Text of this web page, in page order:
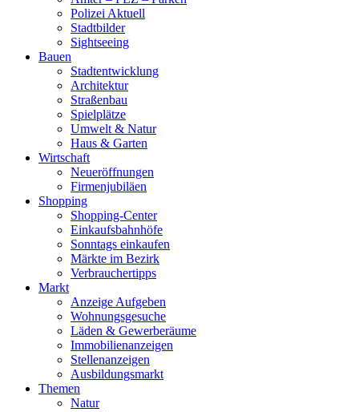
Polizei Aktuell
Stadtbilder
Sightseeing
Bauen
Stadtentwicklung
Architektur
Straßenbau
Spielplätze
Umwelt & Natur
Haus & Garten
Wirtschaft
Neueröffnungen
Firmenjubiläen
Shopping
Shopping-Center
Einkaufsbahnhöfe
Sonntags einkaufen
Märkte im Bezirk
Verbrauchertipps
Markt
Anzeige Aufgeben
Wohnungsgesuche
Läden & Gewerberäume
Immobilienanzeigen
Stellenanzeigen
Ausbildungsmarkt
Themen
Natur